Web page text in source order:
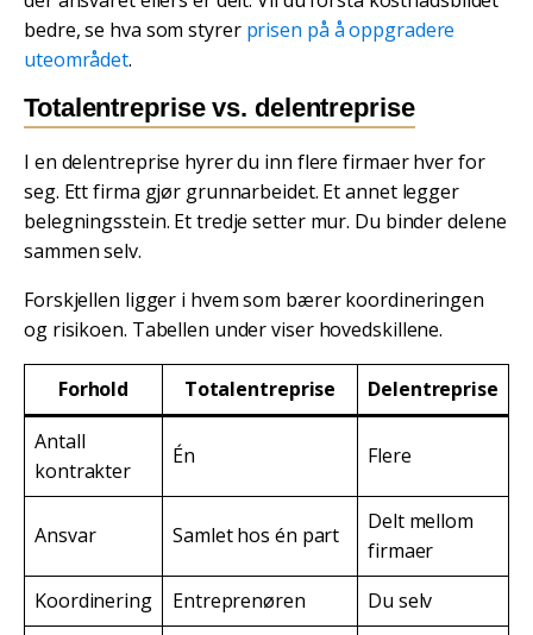
bedre, se hva som styrer prisen på å oppgradere
uteområdet.
Totalentreprise vs. delentreprise
I en delentreprise hyrer du inn flere firmaer hver for
seg. Ett firma gjør grunnarbeidet. Et annet legger
belegningsstein. Et tredje setter mur. Du binder delene
sammen selv.
Forskjellen ligger i hvem som bærer koordineringen
og risikoen. Tabellen under viser hovedskillene.
Forhold Totalentreprise
Delentreprise
Antall
kontrakter
Én Flere
Ansvar Samlet hos én part
Delt mellom
firmaer
Koordinering
Entreprenøren Du selv